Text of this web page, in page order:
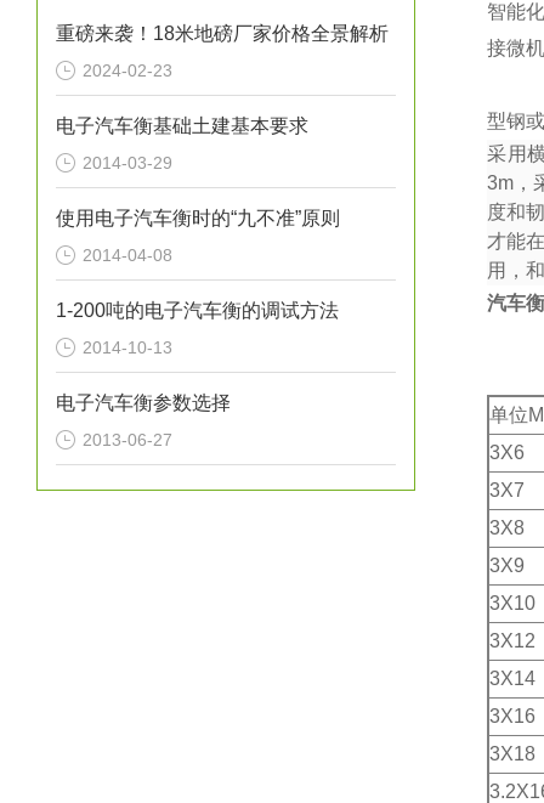
重磅来袭！18米地磅厂家价格全景解析
2024-02-23
电子汽车衡基础土建基本要求
2014-03-29
使用电子汽车衡时的“九不准”原则
2014-04-08
1-200吨的电子汽车衡的调试方法
2014-10-13
电子汽车衡参数选择
2013-06-27
智能
接微
型钢
采用
3m ，
度和
才能
用，
汽车
单位M
3X6
3X7
3X8
3X9
3X10
3X12
3X14
3X16
3X18